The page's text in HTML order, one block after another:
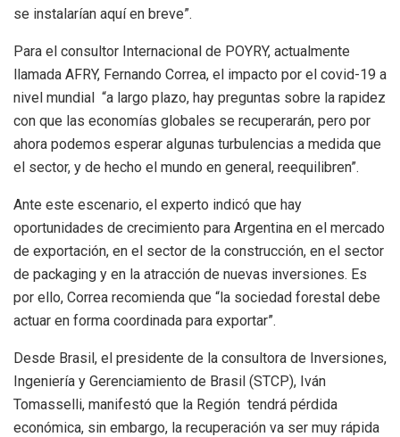
se instalarían aquí en breve”.
Para el consultor Internacional de POYRY, actualmente
llamada AFRY, Fernando Correa, el impacto por el covid-19 a
nivel mundial “a largo plazo, hay preguntas sobre la rapidez
con que las economías globales se recuperarán, pero por
ahora podemos esperar algunas turbulencias a medida que
el sector, y de hecho el mundo en general, reequilibren”.
Ante este escenario, el experto indicó que hay
oportunidades de crecimiento para Argentina en el mercado
de exportación, en el sector de la construcción, en el sector
de packaging y en la atracción de nuevas inversiones. Es
por ello, Correa recomienda que “la sociedad forestal debe
actuar en forma coordinada para exportar”.
Desde Brasil, el presidente de la consultora de Inversiones,
Ingeniería y Gerenciamiento de Brasil (STCP), Iván
Tomasselli, manifestó que la Región tendrá pérdida
económica, sin embargo, la recuperación va ser muy rápida